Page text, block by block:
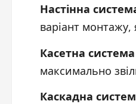
Настінна
варіант монтажу,
Касетна
максимально
Каскадна